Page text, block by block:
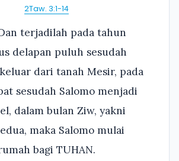
2Taw. 3:1-14
terjadilah pada tahun
delapan puluh sesudah
dari tanah Mesir, pada
sesudah Salomo menjadi
dalam bulan Ziw, yakni
maka Salomo mulai
bagi TUHAN.